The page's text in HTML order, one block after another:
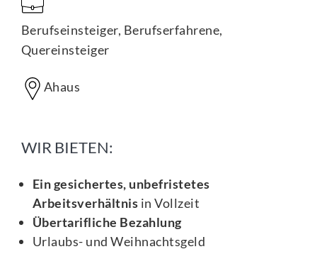
Berufseinsteiger, Berufserfahrene,
Quereinsteiger
Ahaus
WIR BIETEN:
Ein gesichertes, unbefristetes
Arbeitsverhältnis in Vollzeit
Übertarifliche Bezahlung
Urlaubs- und Weihnachtsgeld